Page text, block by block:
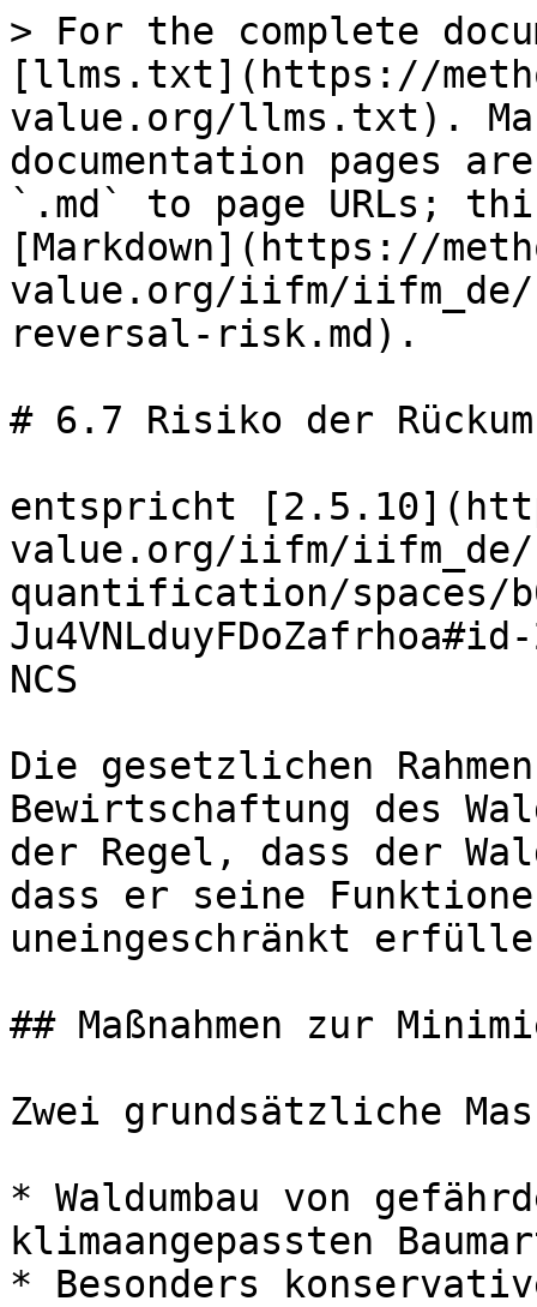
> For the complete
[llms.txt](https://
value.org/llms.txt).
documentation pages
`.md` to page URLs;
[Markdown](https://
value.org/iifm/
reversal-risk.md).
# 6.7 Risiko der
entspricht
value.org/iifm/iifm_de/
quantification/spaces/
NCS
Die gesetzlichen
Bewirtschaftung des
der Regel, dass der
dass er seine
uneingeschränkt
## Maßnahmen zur
Zwei grundsätzliche
* Waldumbau von
klimaangepassten
* Besonders